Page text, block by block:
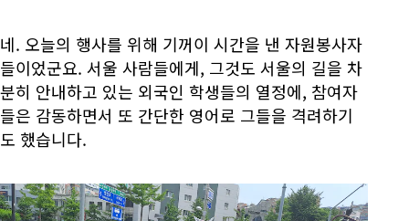
네. 오늘의 행사를 위해 기꺼이 시간을 낸 자원봉사자
들이었군요. 서울 사람들에게, 그것도 서울의 길을 차
분히 안내하고 있는 외국인 학생들의 열정에, 참여자
들은 감동하면서 또 간단한 영어로 그들을 격려하기
도 했습니다.